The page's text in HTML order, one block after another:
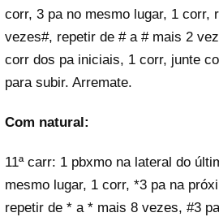
corr, 3 pa no mesmo lugar, 1 corr,
vezes#, repetir de # a # mais 2
corr dos pa iniciais, 1 corr, junte
para subir. Arremate.
Com natural:
11ª carr: 1 pbxmo na lateral do
mesmo lugar, 1 corr, *3 pa na
repetir de * a * mais 8 vezes, #3